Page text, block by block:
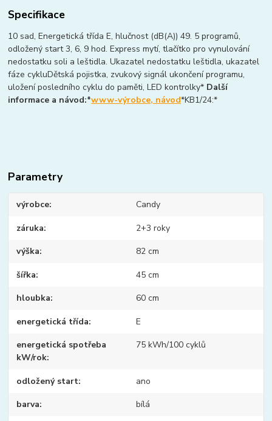
Specifikace
10 sad, Energetická třída E, hlučnost (dB(A)) 49. 5 programů,
odložený start 3, 6, 9 hod. Express mytí, tlačítko pro vynulování
nedostatku soli a leštidla. Ukazatel nedostatku leštidla, ukazatel
fáze cykluDětská pojistka, zvukový signál ukončení programu,
uložení posledního cyklu do paměti, LED kontrolky* Další
informace a návod:*www-výrobce, návod*KB1/24:*
Parametry
výrobce Candy
záruka 2+3 roky
výška 82 cm
šířka 45 cm
hloubka 60 cm
energetická třída E
energetická spotřeba
kW/rok
75 kWh/100 cyklů
odložený start ano
barva bílá